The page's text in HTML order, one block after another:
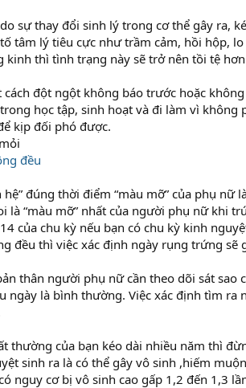
sự thay đổi sinh lý trong cơ thể gây ra,
tâm lý tiêu cực như trầm cảm, hồi hộp,
thì tình trạng này sẽ trở nên tồi tệ
cách đột ngột không báo trước hoặc
học tập, sinh hoạt và đi làm vì không
kịp đối phó được.
đều
hệ” đúng thời điểm “màu mỡ” của phụ
là “màu mỡ” nhất của người phụ nữ khi
của chu kỳ nếu bạn có chu kỳ kinh
đều thì việc xác định ngày rụng trứng sẽ
thân người phụ nữ cần theo dõi sát sao
ngày là bình thường. Việc xác định tìm ra
thường của bạn kéo dài nhiều năm thì
sinh ra là có thể gây vô sinh ,hiếm
nguy cơ bị vô sinh cao gấp 1,2 đến 1,3